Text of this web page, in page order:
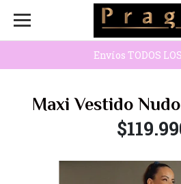
Envíos TODOS
Maxi Vestido